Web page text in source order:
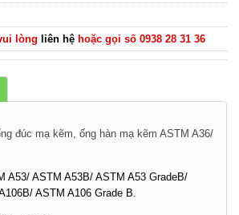
lòng liên hệ hoặc gọi số 0938 28 31 36
đúc mạ kẽm, ống hàn mạ kẽm ASTM A36/
A53/ ASTM A53B/ ASTM A53 GradeB/
ASTM A106 Grade B.